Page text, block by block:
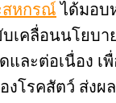
สหกรณ์ ได้มอบ
บเคลื่อนนโยบ
ละต่อเนื่อง
โรคสัตว์ ส่ง